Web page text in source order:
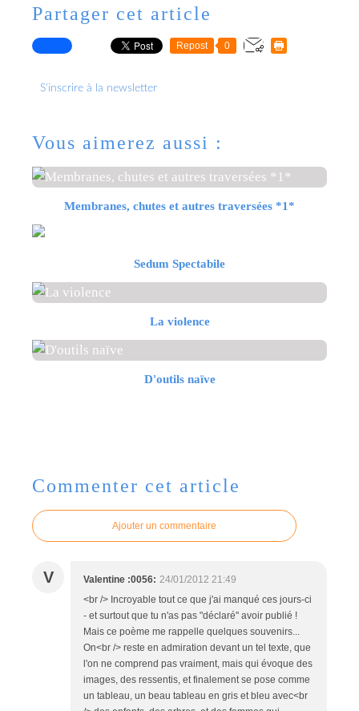
Partager cet article
Repost 0
S'inscrire à la newsletter
Vous aimerez aussi :
Membranes, chutes et autres traversées *1*
Sedum Spectabile
La violence
D'outils naïve
Commenter cet article
Ajouter un commentaire
V Valentine :0056: 24/01/2012 21:49
<br /> Incroyable tout ce que j'ai manqué ces jours-ci
- et surtout que tu n'as pas "déclaré" avoir publié !
Mais ce poème me rappelle quelques souvenirs...
On<br /> reste en admiration devant un tel texte, que
l'on ne comprend pas vraiment, mais qui évoque des
images, des ressentis, et finalement se pose comme
un tableau, un beau tableau en gris et bleu avec<br